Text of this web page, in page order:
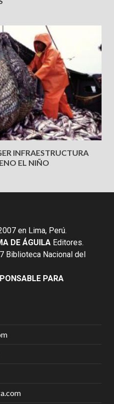
INFRAESTRUCTURA
EL NIÑO
en Lima, Perú.
DE ÁGUILA Editores.
Biblioteca Nacional del
PARA